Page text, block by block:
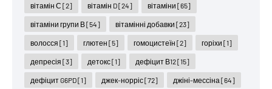
вітамін С [2] вітамін D[24] вітаміни [65]
вітаміни групи В[54] вітамінні добавки [23]
волосся [1] глютен [5] гомоцистеїн [2] горіхи [1]
депресія [3] детокс[1] дефіцит В12[15]
дефіцит G6PD[1] джек-норріс[72] джіні-мессіна [64]